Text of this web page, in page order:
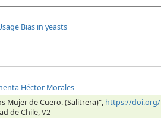
Bias in yeasts
Héctor Morales
Mujer de Cuero. (Salitrera)", https://doi.org/
de Chile, V2